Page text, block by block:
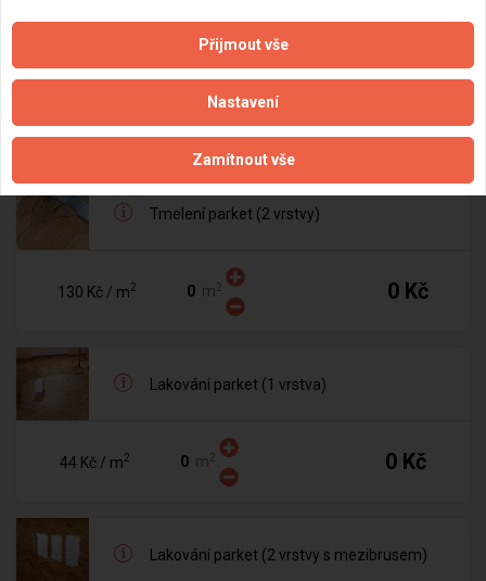
Tmelení parket (1 vrstva)
0 Kč
Tmelení parket (2 vrstvy)
130 Kč / m2 m2 0 Kč
Lakování parket (1 vrstva)
44 Kč/ m2 m2 0 Kč
Lakování parket (2 vrstvy s mezibrusem)
Přijmout vše
Nastavení
Zamítnout vše